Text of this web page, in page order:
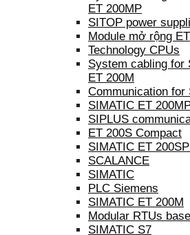
ET 200MP
SITOP power
Module mở rộng
Technology CPUs
System cabling for
ET 200M
Communication for
SIMATIC ET
SIPLUS
ET 200S Compact
SIMATIC ET
SCALANCE
SIMATIC
PLC Siemens
SIMATIC ET 200M
Modular RTUs
SIMATIC S7